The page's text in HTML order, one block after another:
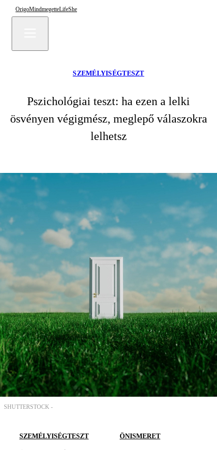
OrigoMindmegetteLifeShe
SZEMÉLYISÉGTESZT
Pszichológiai teszt: ha ezen a lelki
ösvényen végigmész, meglepő válaszokra
lelhetsz
SHUTTERSTOCK -
SZEMÉLYISÉGTESZT ÖNISMERET